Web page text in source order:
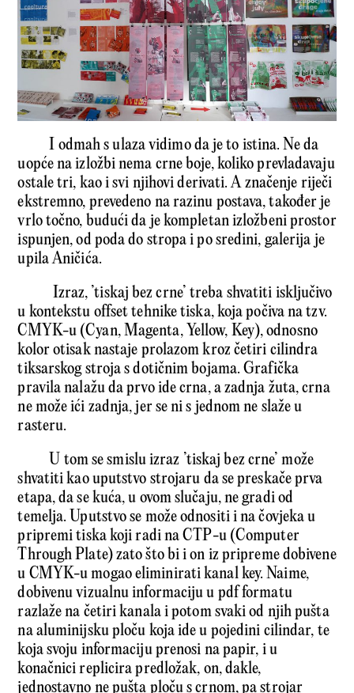
I odmah s ulaza vidimo da je to istina. Ne da
uopće na izložbi nema crne boje, koliko prevladavaju
ostale tri, kao i svi njihovi derivati. A značenje riječi
ekstremno, prevedeno na razinu postava, također je
vrlo točno, budući da je kompletan izložbeni prostor
ispunjen, od poda do stropa i po sredini, galerija je
upila Aničića.
Izraz, ’tiskaj bez crne’ treba shvatiti isključivo
u kontekstu offset tehnike tiska, koja počiva na tzv.
CMYK-u (Cyan, Magenta, Yellow, Key), odnosno
kolor otisak nastaje prolazom kroz četiri cilindra
tiksarskog stroja s dotičnim bojama. Grafička
pravila nalažu da prvo ide crna, a zadnja žuta, crna
ne može ići zadnja, jer se ni s jednom ne slaže u
rasteru.
U tom se smislu izraz ’tiskaj bez crne’ može
shvatiti kao uputstvo strojaru da se preskače prva
etapa, da se kuća, u ovom slučaju, ne gradi od
temelja. Uputstvo se može odnositi i na čovjeka u
pripremi tiska koji radi na CTP-u (Computer
Through Plate) zato što bi i on iz pripreme dobivene
u CMYK-u mogao eliminirati kanal key. Naime,
dobivenu vizualnu informaciju u pdf formatu
razlaže na četiri kanala i potom svaki od njih pušta
na aluminijsku ploču koja ide u pojedini cilindar, te
koja svoju informaciju prenosi na papir, i u
konačnici replicira predložak, on, dakle,
jednostavno ne pušta ploču s crnom, pa strojar